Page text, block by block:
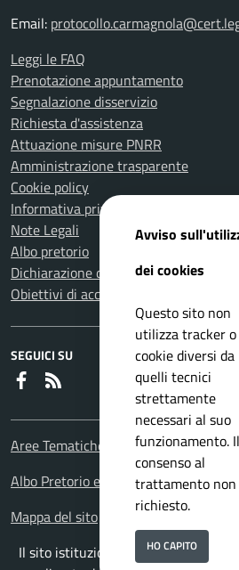
Email:
Leggi le FAQ
Prenotazione appuntamento
Segnalazione disservizio
Richiesta d'assistenza
Attuazione misure PNRR
Amministrazione trasparente
Cookie policy
Informativa privacy
Note Legali
Albo pretorio
Dichiarazione di accessibilità
Obiettivi di accessibilità
SEGUICI SU
Faceboook
Aree Tematiche
Albo Pretorio e Portale
Mappa del sito
Il sito istituzionale del Comune di
Avviso
dei cookies
Questo sito non
utilizza tracker o
cookie diversi da
quelli tecnici
strettamente
necessari al suo
funzionamento. Il
consenso al
trattamento non
richiesto.
HO CAPITO